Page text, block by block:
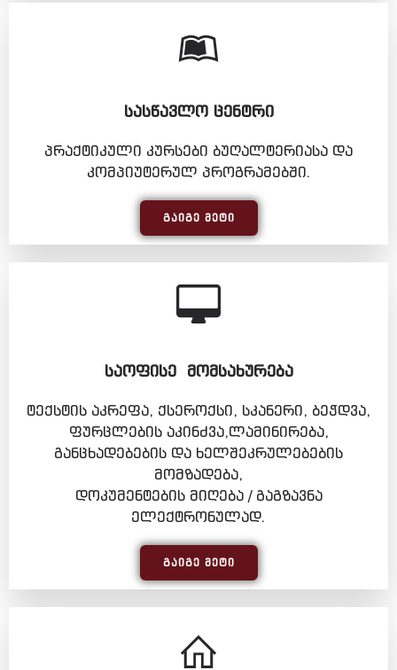
ᲡᲐᲡᲬᲐᲕᲚᲝ ᲪᲔᲜᲢᲠᲘ
პრაქტიკული კურსები ბუღალტერიასა და
კომპიუტერულ პროგრამებში.
ᲒᲐᲘᲒᲔ ᲛᲔᲢᲘ
ᲡᲐᲝᲤᲘᲡᲔ ᲛᲝᲛᲡᲐᲮᲣᲠᲔᲑᲐ
ტექსტის აკრეფა, ქსეროქსი, სკანერი, ბეჭდვა,
ფურცლების აკინძვა,ლამინირება,
განცხადებების და ხელშეკრულებების
მომზადება,
დოკუმენტების მიღება / გაგზავნა
ელექტრონულად.
ᲒᲐᲘᲒᲔ ᲛᲔᲢᲘ